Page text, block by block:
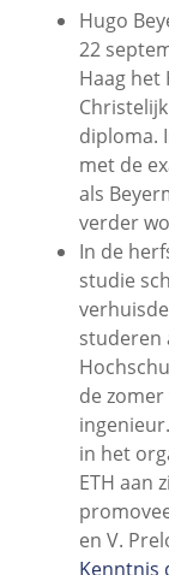
Hugo
22
Haag het
diploma.
met de
als
verder
In de
studie
studeren
de
in het
ETH aan
en V.
Kenntnis